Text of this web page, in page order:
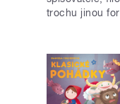
trochu jinou